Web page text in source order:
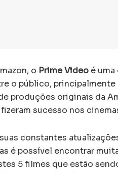
o Prime Video é
o público,
produções originais da
sucesso nos
constantes
é possível encontrar
5 filmes que estão